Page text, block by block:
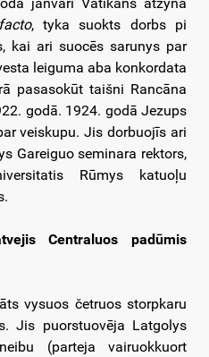
janvarī Vatikans atzyna
, tyka suokts dorbs pi
kai ari suocēs sarunys par
leiguma aba konkordata
pasasokūt taišni Rancāna
godā. 1924. godā Jezups
veiskupu. Jis dorbuojīs ari
Gareiguo seminara rektors,
Rūmys katuoļu
Centraluos padūmis
vysuos četruos storpkaru
Jis puorstuovēja Latgolys
(parteja vairuokkuort